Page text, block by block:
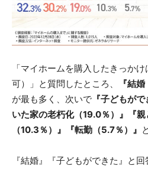
「マイホームを購入したきっか
可）」と質問したところ、
『結
が最も多く、次いで 『子どもが
いた家の老朽化（19.0％）』『
（10.3％）』『転勤（5.7％）』
『結婚』『子どもができた』と